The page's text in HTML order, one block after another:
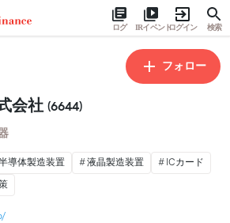
ログ IRイベントログイン 検索
フォロー
会社 (6644)
導体製造装置 液晶製造装置
ICカード